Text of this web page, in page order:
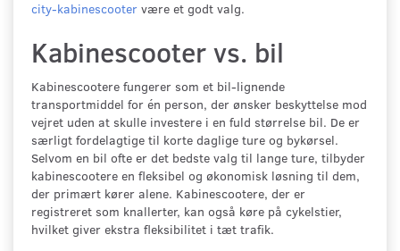
city-kabinescooter være et godt valg.
Kabinescooter vs. bil
Kabinescootere fungerer som et bil-lignende
transportmiddel for én person, der ønsker beskyttelse mod
vejret uden at skulle investere i en fuld størrelse bil. De er
særligt fordelagtige til korte daglige ture og bykørsel.
Selvom en bil ofte er det bedste valg til lange ture, tilbyder
kabinescootere en fleksibel og økonomisk løsning til dem,
der primært kører alene. Kabinescootere, der er
registreret som knallerter, kan også køre på cykelstier,
hvilket giver ekstra fleksibilitet i tæt trafik.